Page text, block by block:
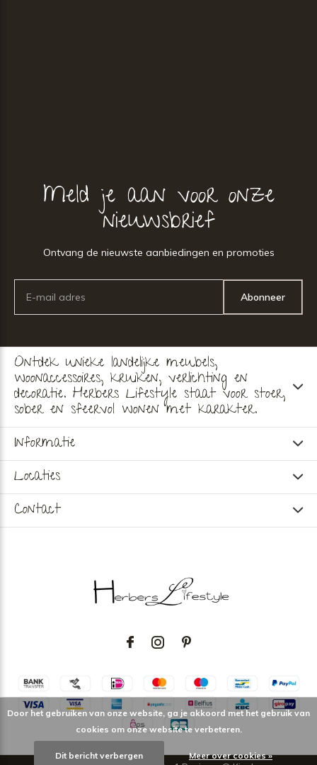
Meld je aan voor onze
nieuwsbrief
Ontvang de nieuwste aanbiedingen en promoties
Abonneer
Ontdek unieke landelijke meubels,
woonaccessoires, kruiken, verlichting en
decoratie. Herbers Lifestyle staat voor stoer,
sober en sfeervol wonen met karakter.
Informatie
Locaties
Contact
Door het gebruiken van onze website, ga je akkoord met het gebruik van
cookies om onze website te verbeteren.
Dit bericht verbergen Meer over cookies »